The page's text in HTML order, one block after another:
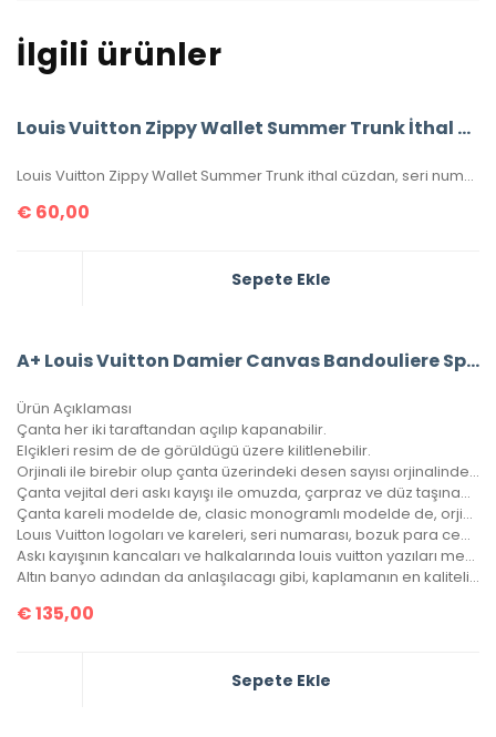
İlgili ürünler
Louis Vuitton Zippy Wallet Summer Trunk İthal Cüzdan
Louis Vuitton Zippy Wallet Summer Trunk ithal cüzdan, seri numaralı, kutulu, toz torbalı, sertifikalı, ebatı 20x11cm.
€ 60,00
Sepete Ekle
A+ Louis Vuitton Damier Canvas Bandouliere Speedy 30’Luk Vejital Deri
Ürün Açıklaması
Çanta her iki taraftandan açılıp kapanabilir.
Elçikleri resim de de görüldügü üzere kilitlenebilir.
Orjinali ile birebir olup çanta üzerindeki desen sayısı orjinalinde ki ile aynıdır.
Çanta vejital deri askı kayışı ile omuzda, çarpraz ve düz taşınabilir.
Çanta kareli modelde de, clasic monogramlı modelde de, orjinalinde ki kare sayısı ile çantamızdaki kare sayıları eşittir.
Louıs Vuitton logoları ve kareleri, seri numarası, bozuk para cebi ile birebir aynıdır.
Askı kayışının kancaları ve halkalarında louis vuitton yazıları mevcuttur ve metal aksamları altın banyodur.
Altın banyo adından da anlaşılacagı gibi, kaplamanın en kaliteli olanıdır. Ömürlüktür, kararma yapmaz.
€135,00
Sepete Ekle